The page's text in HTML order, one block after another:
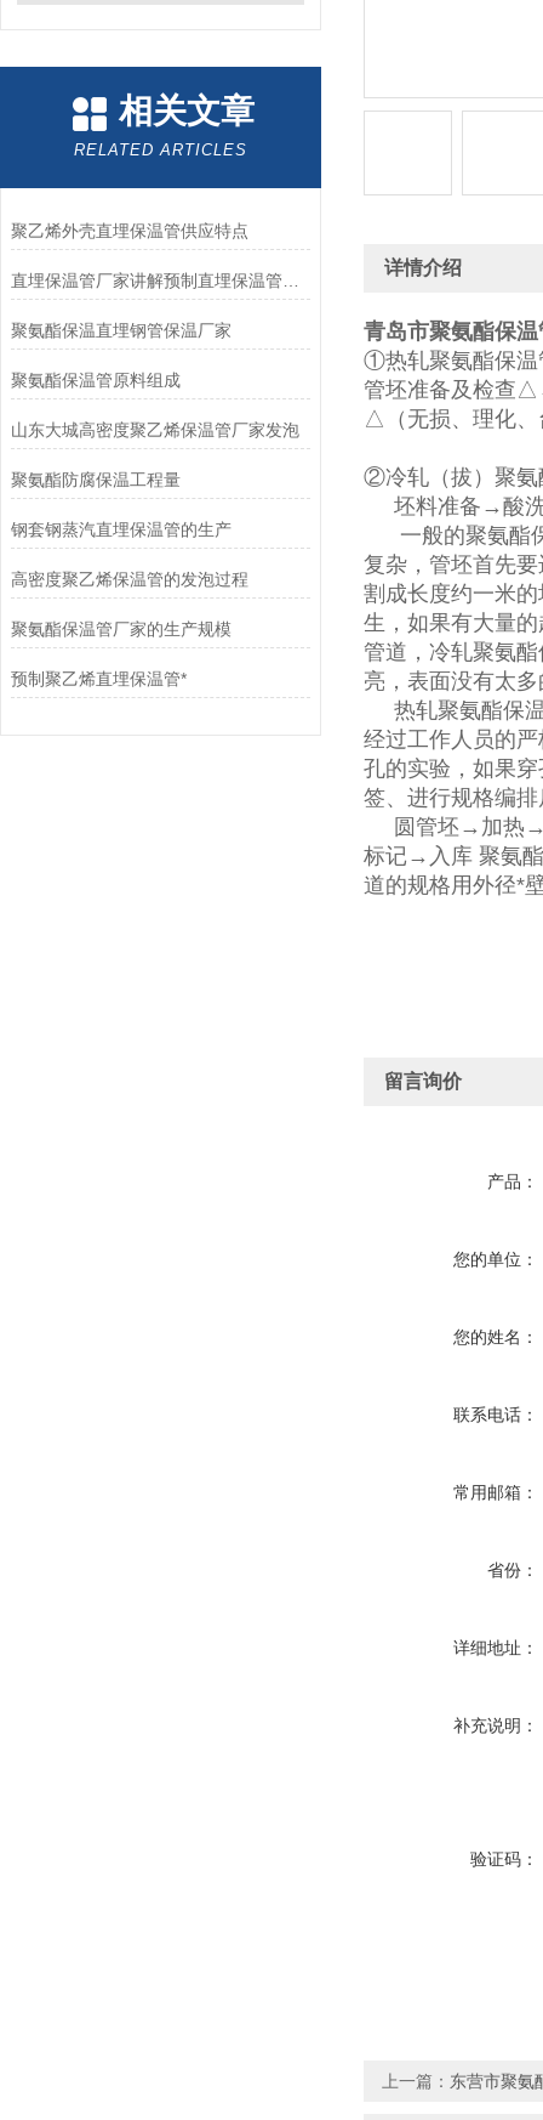
相关文章
RELATED ARTICLES
聚乙烯外壳直埋保温管供应特点
聚氨酯保温直埋钢管保温厂家
聚氨酯保温管原料组成
山东大城高密度聚乙烯保温管厂家发泡
聚氨酯防腐保温工程量
钢套钢蒸汽直埋保温管的生产
高密度聚乙烯保温管的发泡过程
聚氨酯保温管厂家的生产规模
预制聚乙烯直埋保温管*
详情介绍
青岛市聚氨酯保
①热轧聚氨酯保温
管坯准备及检查
△（无损、理化
②冷轧（拔）聚氨
坯料准备→酸
一般的聚氨酯保
复杂，管坯首先
割成长度约一米
生，如果有大量
管道，冷轧聚氨
亮，表面没有太
热轧聚氨酯保温
经过工作人员的
孔的实验，如果
签、进行规格编
圆管坯→加热→
标记→入库 聚氨
道的规格用外径*
留言询价
产品：
您的单位：
您的姓名：
联系电话：
常用邮箱：
省份：
详细地址：
补充说明：
验证码：
上一篇： 东营市聚氨